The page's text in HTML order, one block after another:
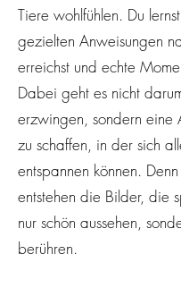
Tiere wohlfühlen. Du
gezielten Anweisungen
erreichst und echte
Dabei geht es nicht
erzwingen, sondern eine
zu schaffen, in der sich
entspannen können.
entstehen die Bilder, die
nur schön aussehen,
berühren.